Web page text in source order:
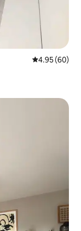
Calificación
4.95 (60)